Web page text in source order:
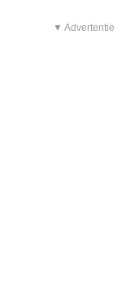
▼ Advertentie